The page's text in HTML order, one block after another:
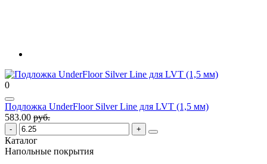
0
Подложка UnderFloor Silver Line для LVT (1,5 мм)
583.00 руб.
Каталог
Напольные покрытия